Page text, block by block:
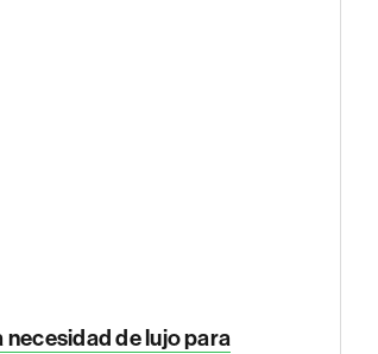
de lujo para